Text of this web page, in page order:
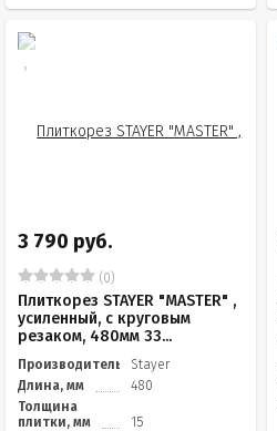
3 790 руб.
(0)
Плиткорез STAYER "MASTER" ,
усиленный, с круговым
резаком, 480мм 33...
Производитель
Stayer
Длина, мм
480
Толщина
плитки, мм
15